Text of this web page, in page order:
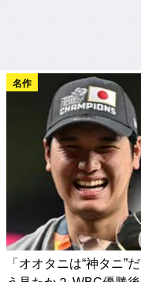
名作
「オオタニは“神タニ”